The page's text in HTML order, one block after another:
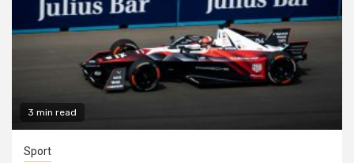
3 min read
Sport